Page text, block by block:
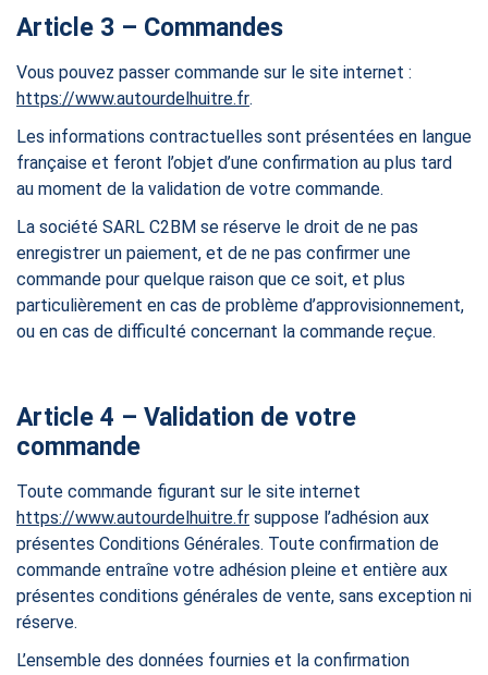
Article 3 – Commandes
Vous pouvez passer commande sur le site internet :
https://www.autourdelhuitre.fr.
Les informations contractuelles sont présentées en langue
française et feront l’objet d’une confirmation au plus tard
au moment de la validation de votre commande.
La société SARL C2BM se réserve le droit de ne pas
enregistrer un paiement, et de ne pas confirmer une
commande pour quelque raison que ce soit, et plus
particulièrement en cas de problème d’approvisionnement,
ou en cas de difficulté concernant la commande reçue.
Article 4 – Validation de votre
commande
Toute commande figurant sur le site internet
https://www.autourdelhuitre.fr suppose l’adhésion aux
présentes Conditions Générales. Toute confirmation de
commande entraîne votre adhésion pleine et entière aux
présentes conditions générales de vente, sans exception ni
réserve.
L’ensemble des données fournies et la confirmation